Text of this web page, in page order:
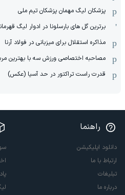
پزشکان لیگ مهمان پزشکان تیم ملی
برترین گل های بارسلونا در ادوار لیگ
مذاکره استقلال برای میزبانی در فولاد آرنا
مصاحبه اختصاصی ورزش سه با بهترین
قدرت راست تراکتور در حد آسیا (عکس)
راهنما
دانلود اپلیکیشن
ارتباط با ما
تبلیغات
درباره ما